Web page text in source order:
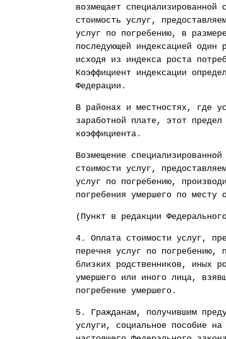
возмещает
стоимость услуг,
услуг по погребению, в
последующей индексацией
исходя из индекса роста
Коэффициент индексации
Федерации.
В районах и местностях, где
заработной плате, этот предел
коэффициента.
Возмещение
стоимости услуг,
услуг по погребению,
погребения умершего по месту
(Пункт в редакции
4. Оплата стоимости услуг,
перечня услуг по погребению,
близких родственников, иных
умершего или иного лица,
погребение умершего.
5. Гражданам, получившим
услуги, социальное пособие